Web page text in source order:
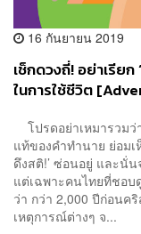
16 กันยายน 2019
เช็กดวงถี่! อย่าเรียก
ในการใช้ชีวิต
โปรดอย่าเหมารวมว่
แท้ของคำทำนาย ย่อมเ
ดึงสติ!’ ซ่อนอยู่ และนั่
แต่เฉพาะคนไทยที่ชอ
ว่า กว่า 2,000 ปีก่อนค
เหตุการณ์ต่างๆ จ...